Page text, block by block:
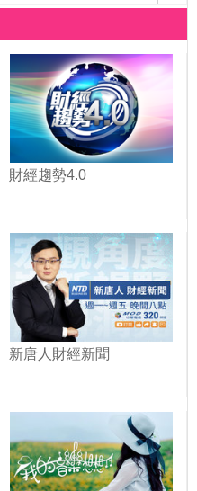
財經趨勢4.0
新唐人財經新聞